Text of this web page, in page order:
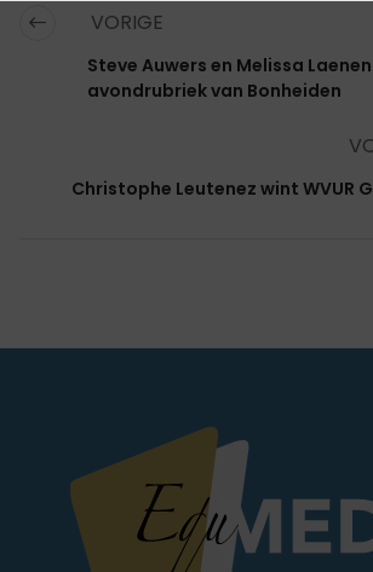
VORIGE
Steve Auwers en Melissa
avondrubriek van Bonheiden
Christophe Leutenez wint WVUR